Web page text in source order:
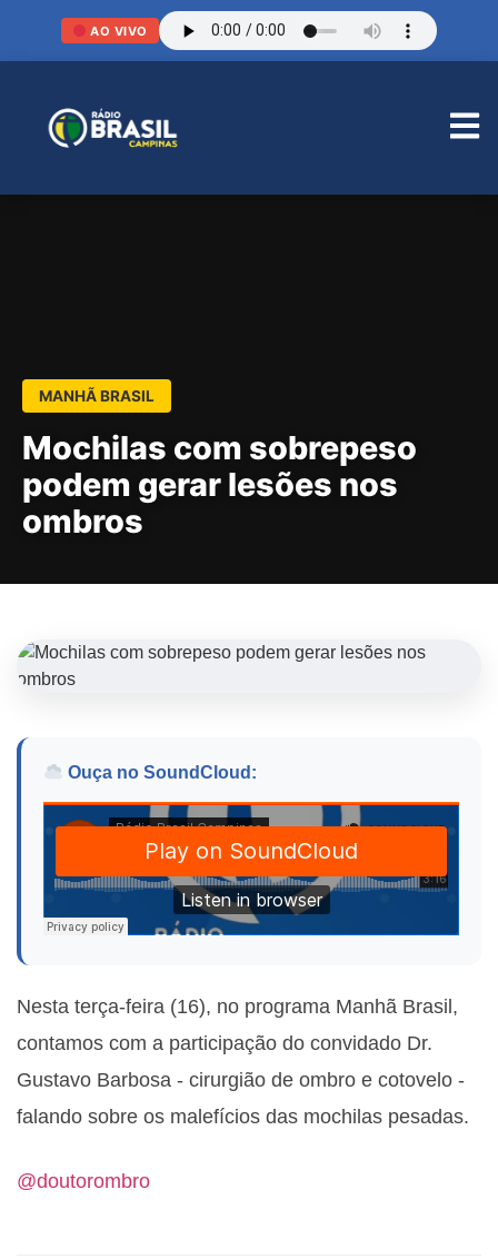
AO VIVO
MANHÃ BRASIL
Mochilas com sobrepeso
podem gerar lesões nos
ombros
Ouça no SoundCloud:
Nesta terça-feira (16), no programa Manhã Brasil,
contamos com a participação do convidado Dr.
Gustavo Barbosa - cirurgião de ombro e cotovelo -
falando sobre os malefícios das mochilas pesadas.
@doutorombro